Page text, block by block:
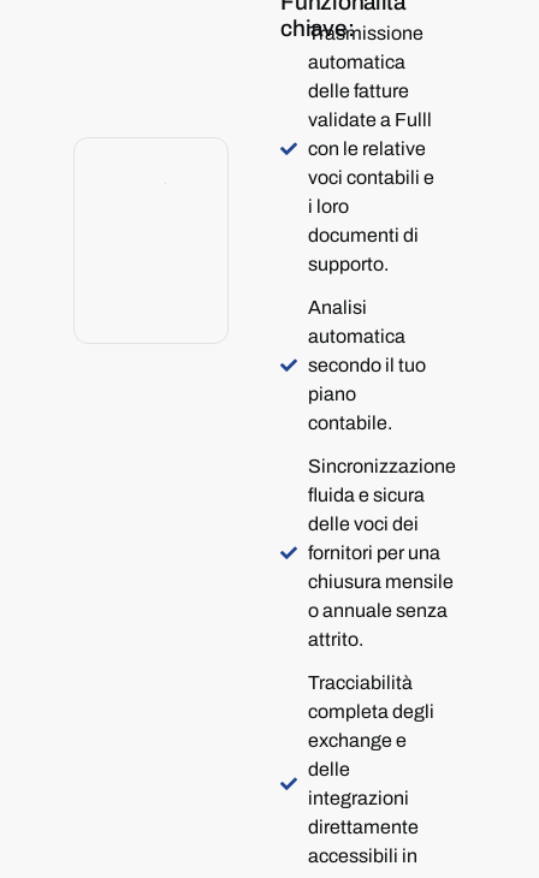
chiave:
Trasmissione
automatica
delle fatture
validate a Fulll
con le relative
voci contabili e
i loro
documenti di
supporto.
Analisi
automatica
secondo il tuo
piano
contabile.
Sincronizzazione
fluida e sicura
delle voci dei
fornitori per una
chiusura mensile
o annuale senza
attrito.
Tracciabilità
completa degli
exchange e
delle
integrazioni
direttamente
accessibili in